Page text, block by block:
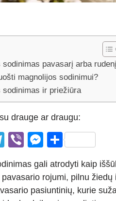
sodinimas pavasarį arba rudenį
magnolijos sodinimui?
sodinimas ir priežiūra
drauge ar draugu:
T
e
gr
Vi
er
M
ss
e
S
ar
e
gali atrodyti kaip
rojumi, pilnu
pasiuntinių, kurie